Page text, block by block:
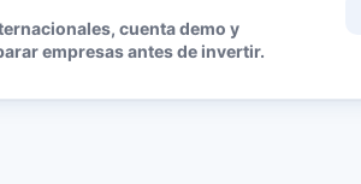
cuenta demo y
empresas antes de invertir.